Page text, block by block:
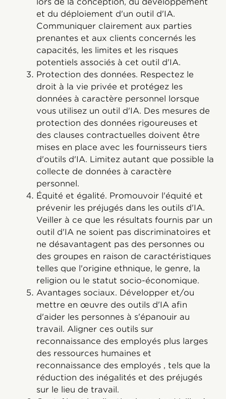
et du déploiement d'un outil d'IA.
Communiquer clairement aux parties
prenantes et aux clients concernés les
capacités, les limites et les risques
potentiels associés à cet outil d'IA.
Protection des données. Respectez le
droit à la vie privée et protégez les
données à caractère personnel lorsque
vous utilisez un outil d'IA. Des mesures de
protection des données rigoureuses et
des clauses contractuelles doivent être
mises en place avec les fournisseurs tiers
d'outils d'IA. Limitez autant que possible la
collecte de données à caractère
personnel.
Équité et égalité. Promouvoir l'équité et
prévenir les préjugés dans les outils d'IA.
Veiller à ce que les résultats fournis par un
outil d'IA ne soient pas discriminatoires et
ne désavantagent pas des personnes ou
des groupes en raison de caractéristiques
telles que l'origine ethnique, le genre, la
religion ou le statut socio-économique.
Avantages sociaux. Développer et/ou
mettre en œuvre des outils d'IA afin
d'aider les personnes à s'épanouir au
travail. Aligner ces outils sur
reconnaissance des employés plus larges
des ressources humaines et
reconnaissance des employés , tels que la
réduction des inégalités et des préjugés
sur le lieu de travail.